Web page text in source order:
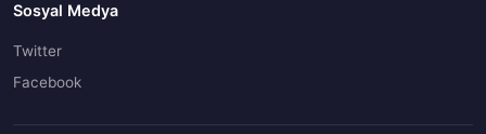
Sosyal Medya
Twitter
Facebook